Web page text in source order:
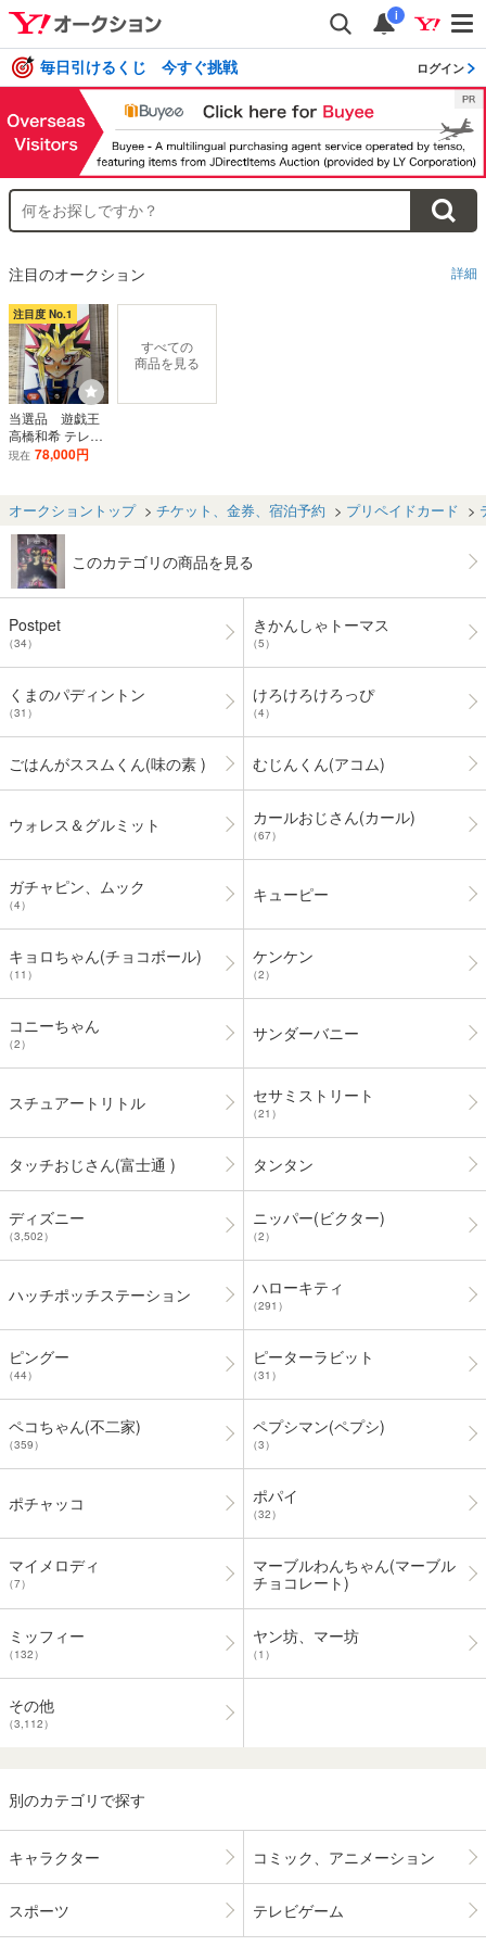
i
毎日引けるくじ 今すぐ挑戦 ログイン
注目のオークション 詳細
注目度 No.1
当選品 遊戯王
高橋和希 テレホ
ンカード テレ
戯 ジャンプ
現在 78,000円
すべての
商品を見る
オークショントップ チケット、金券、宿泊予約 プリペイドカード
このカテゴリの商品を見る
Postpet
（34）
きかんしゃトーマス
（5）
くまのパディントン
（31）
けろけろけろっぴ
（4）
ごはんがススムくん(味の素 ) むじんくん(アコム)
ウォレス＆グルミット カールおじさん(カール)
（67）
ガチャピン、ムック
（4） キューピー
キョロちゃん(チョコボール)
（11）
ケンケン
（2）
コニーちゃん
（2） サンダーバニー
スチュアートリトル セサミストリート
（21）
タッチおじさん(富士通 ) タンタン
ディズニー
（3,502）
ニッパー(ビクター)
（2）
ハッチポッチステーション ハローキティ
（291）
ピングー
（44）
ピーターラビット
（31）
ペコちゃん(不二家)
（359）
ペプシマン(ペプシ)
（3）
ポチャッコ ポパイ
（32）
マイメロディ
（7）
マーブルわんちゃん(マーブル
チョコレート)
ミッフィー
（132）
ヤン坊、マー坊
（1）
その他
（3,112）
別のカテゴリで探す
キャラクター コミック、アニメーション
スポーツ テレビゲーム